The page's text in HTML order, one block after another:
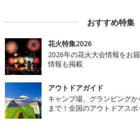
おすすめ特集
花火特集2026
2026年の花火大会情報をお
情報も掲載
アウトドアガイド
キャンプ場、グランピング
まで！全国のアウトドアス